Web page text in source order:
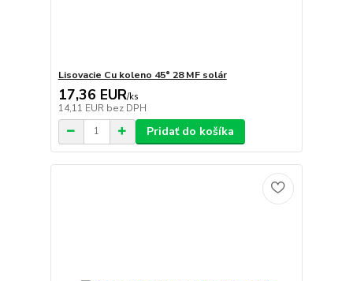
Lisovacie Cu koleno 45° 28 MF solár
17,36 EUR/ks
14,11 EUR bez DPH
Pridať do košíka